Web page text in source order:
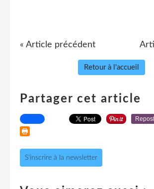
« Article précédent
Retour à l'accueil
Partager cet article
Repost
S'inscrire à la newsletter